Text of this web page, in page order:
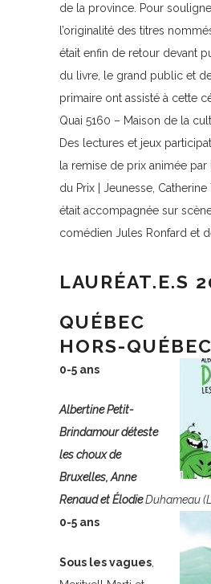
de la province. Pour
l’originalité des titres
était enfin de retour devant
du livre, le grand public et
primaire ont assisté à cette
Quai 5160 – Maison de la
Des lectures et jeux
la remise de prix animée par
du Prix | Jeunesse,
était accompagnée sur
comédien Jules Ronfard et
LAURÉAT.E.S
QUÉBEC
HORS-QUÉBEC
0-5 ans
Albertine Petit-
Brindamour déteste
les choux de
Bruxelles, Anne
Renaud et ÉlodieDuhameau
0-5 ans
Sous les vagues